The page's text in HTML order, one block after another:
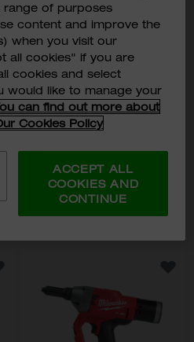
M12 FUEL™ インパクトドラ
イバー
M12 FID2
￥21,800
税込価格: ￥23,980
型番M12 FID2-0X JP
M12 FID2-
of purposes
content and improve the
when you visit our
all cookies" if you are
cookies and select
would like to manage your
can find out more about
Cookies Policy
ACCEPT ALL
COOKIES AND
CONTINUE